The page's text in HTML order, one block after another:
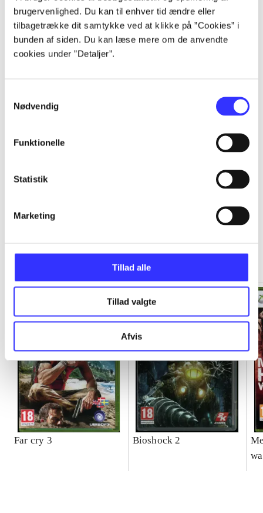
brugervenlighed. Du kan til enhver tid ændre eller
tilbagetrække dit samtykke ved at klikke på ”Cookies” i
bunden af siden. Du kan læse mere om de anvendte
cookies under ”Detaljer”.
Nødvendig
Funktionelle
Statistik
Marketing
Tillad alle
Tillad valgte
Afvis
...
Minder om
Far cry 3 Bioshock 2